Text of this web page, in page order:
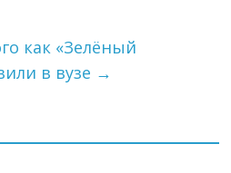
как «Зелёный
в вузе →